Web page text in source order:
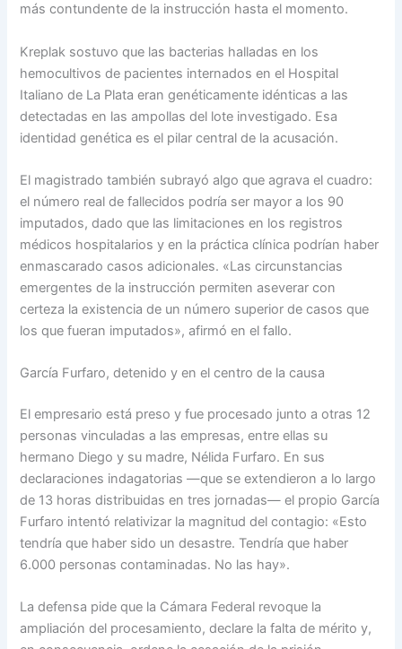
más contundente de la instrucción hasta el momento.
Kreplak sostuvo que las bacterias halladas en los
hemocultivos de pacientes internados en el Hospital
Italiano de La Plata eran genéticamente idénticas a las
detectadas en las ampollas del lote investigado. Esa
identidad genética es el pilar central de la acusación.
El magistrado también subrayó algo que agrava el cuadro:
el número real de fallecidos podría ser mayor a los 90
imputados, dado que las limitaciones en los registros
médicos hospitalarios y en la práctica clínica podrían haber
enmascarado casos adicionales. «Las circunstancias
emergentes de la instrucción permiten aseverar con
certeza la existencia de un número superior de casos que
los que fueran imputados», afirmó en el fallo.
García Furfaro, detenido y en el centro de la causa
El empresario está preso y fue procesado junto a otras 12
personas vinculadas a las empresas, entre ellas su
hermano Diego y su madre, Nélida Furfaro. En sus
declaraciones indagatorias —que se extendieron a lo largo
de 13 horas distribuidas en tres jornadas— el propio García
Furfaro intentó relativizar la magnitud del contagio: «Esto
tendría que haber sido un desastre. Tendría que haber
6.000 personas contaminadas. No las hay».
La defensa pide que la Cámara Federal revoque la
ampliación del procesamiento, declare la falta de mérito y,